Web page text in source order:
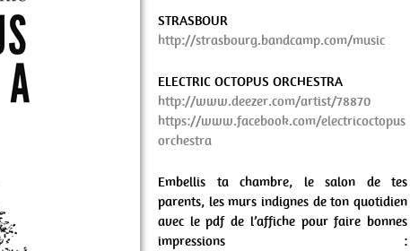
STRASBOUR
http://strasbourg.bandcamp.com/music
ELECTRIC OCTOPUS ORCHESTRA
http://www.deezer.com/artist/78870
https://www.facebook.com/electricoctopus
orchestra
Embellis ta chambre, le salon de tes
parents, les murs indignes de ton quotidien
avec le pdf de l’affiche pour faire bonnes
impressions :